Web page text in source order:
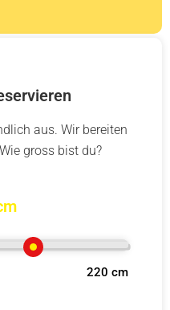
aus. Wir bereiten
gross bist du?
220 cm